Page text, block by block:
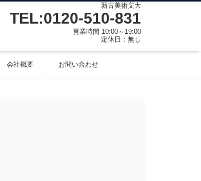
新古美術文大
TEL:0120-510-831
営業時間 10:00～19:00
定休日：無し
会社概要 お問い合わせ